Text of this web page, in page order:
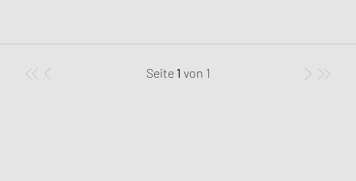
Seite 1 von 1